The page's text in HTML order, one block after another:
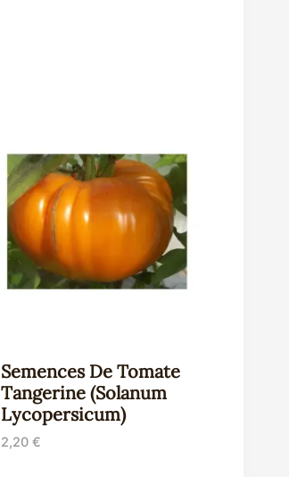
Semences De Tomate
Tangerine (Solanum
Lycopersicum)
2,20 €